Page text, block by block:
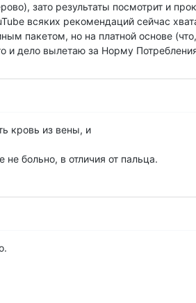
зато результаты посмотрит и
всяких рекомендаций сейчас
пакетом, но на платной основе
и дело вылетаю за Норму
кровь из вены, и
больно, в отличия от пальца.